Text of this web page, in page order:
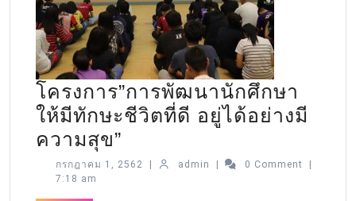
โครงการ”การพัฒนานักศึกษา
ให้มีทักษะชีวิตที่ดี อยู่ได้อย่างมี
ความสุข”
กรกฎาคม 1, 2562 admin 0 Comment
7:18 am